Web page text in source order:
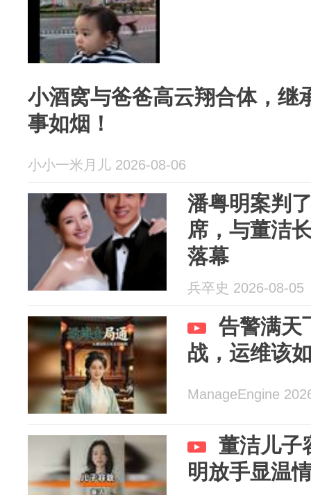
小酒窝与爸爸高云翔合体，继
事如烟！
小小一米月儿 2026-08-06
潘粤明案判
席，与董洁
落幕
兵卒史 2026-08-05
告警满天
战，运维该
ManageEngine
董洁儿子
明放手显温